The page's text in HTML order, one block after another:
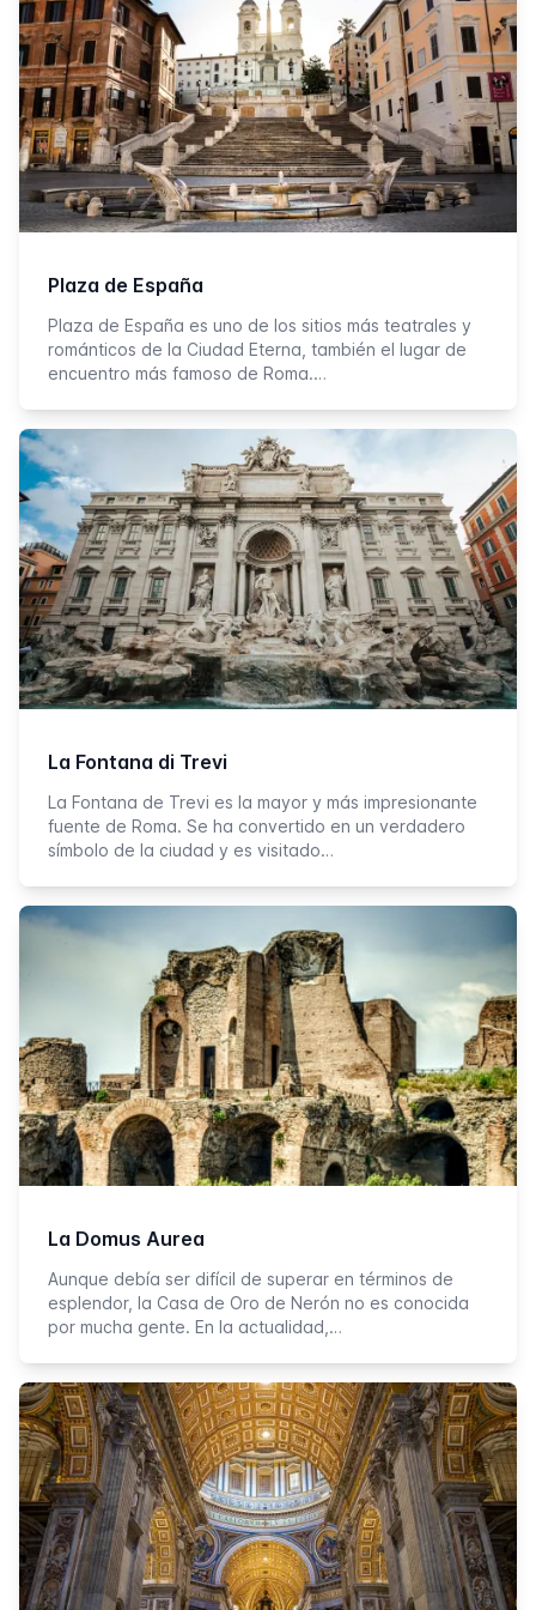
Plaza de España
Plaza de España es uno de los sitios más teatrales y
románticos de la Ciudad Eterna, también el lugar de
encuentro más famoso de Roma.…
La Fontana di Trevi
La Fontana de Trevi es la mayor y más impresionante
fuente de Roma. Se ha convertido en un verdadero
símbolo de la ciudad y es visitado…
La Domus Aurea
Aunque debía ser difícil de superar en términos de
esplendor, la Casa de Oro de Nerón no es conocida
por mucha gente. En la actualidad,…